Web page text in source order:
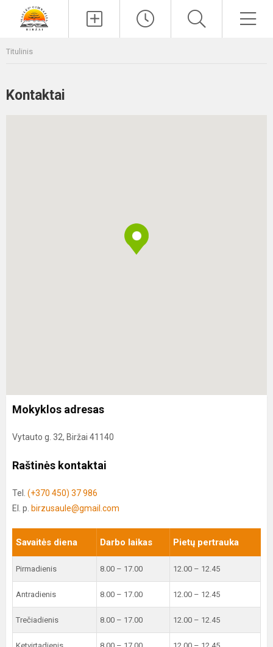
Titulinis
Kontaktai
Mokyklos adresas
Vytauto g. 32, Biržai 41140
Raštinės kontaktai
Tel. (+370 450) 37 986
El. p. birzusaule@gmail.com
Savaitės diena Darbo laikas Pietų pertrauka
Pirmadienis 8.00 – 17.00 12.00 – 12.45
Antradienis 8.00 – 17.00 12.00 – 12.45
Trečiadienis 8.00 – 17.00 12.00 – 12.45